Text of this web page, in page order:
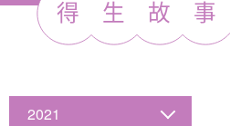
得 生 故 事
2021